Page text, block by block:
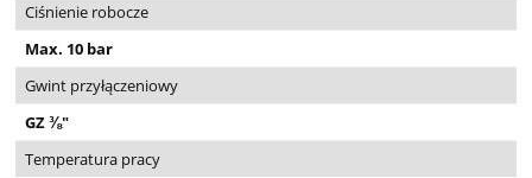
Ciśnienie robocze
Max. 10 bar
Gwint przyłączeniowy
GZ ⅜"
Temperatura pracy